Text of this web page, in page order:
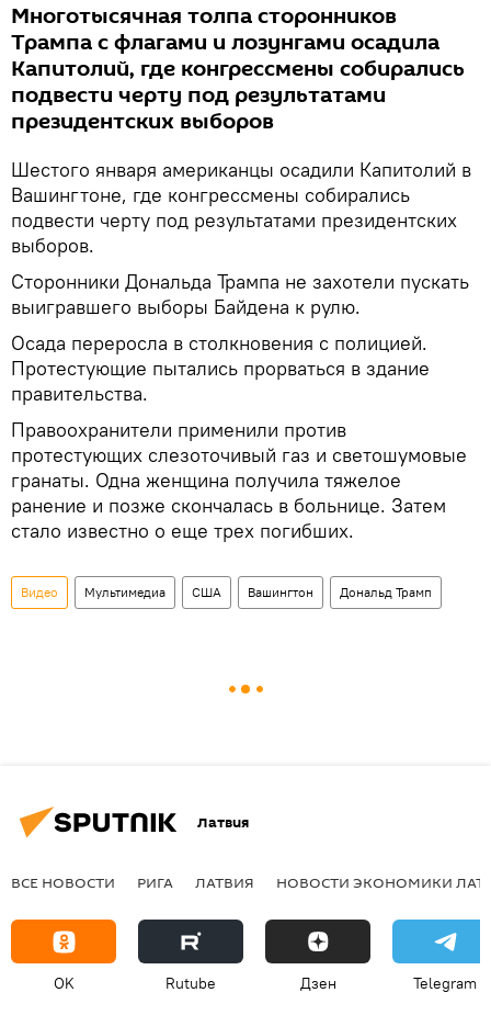
Многотысячная толпа сторонников
Трампа с флагами и лозунгами осадила
Капитолий, где конгрессмены собирались
подвести черту под результатами
президентских выборов
Шестого января американцы осадили Капитолий в
Вашингтоне, где конгрессмены собирались
подвести черту под результатами президентских
выборов.
Сторонники Дональда Трампа не захотели пускать
выигравшего выборы Байдена к рулю.
Осада переросла в столкновения с полицией.
Протестующие пытались прорваться в здание
правительства.
Правоохранители применили против
протестующих слезоточивый газ и светошумовые
гранаты. Одна женщина получила тяжелое
ранение и позже скончалась в больнице. Затем
стало известно о еще трех погибших.
Видео Мультимедиа США Вашингтон Дональд Трамп
Латвия
ВСЕ НОВОСТИ РИГА ЛАТВИЯ НОВОСТИ ЭКОНОМИКИ
OK Rutube Дзен Telegram